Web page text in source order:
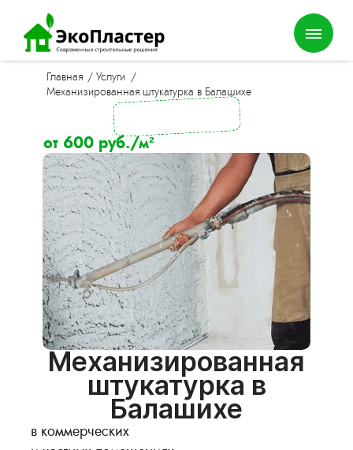
Главная / Услуги /
Механизированная штукатурка в Балашихе
от 600 руб./м²
Механизированная
штукатурка в
Балашихе
в коммерческих